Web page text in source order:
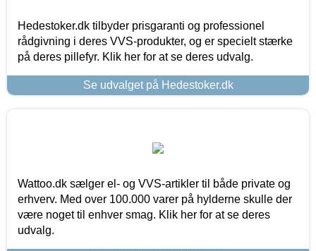
Hedestoker.dk tilbyder prisgaranti og professionel
rådgivning i deres VVS-produkter, og er specielt stærke
på deres pillefyr. Klik her for at se deres udvalg.
Se udvalget på Hedestoker.dk
Wattoo.dk sælger el- og VVS-artikler til både private og
erhverv. Med over 100.000 varer på hylderne skulle der
være noget til enhver smag. Klik her for at se deres
udvalg.